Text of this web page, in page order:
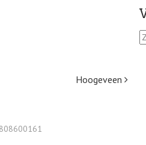
Hoogeveen
Z
o